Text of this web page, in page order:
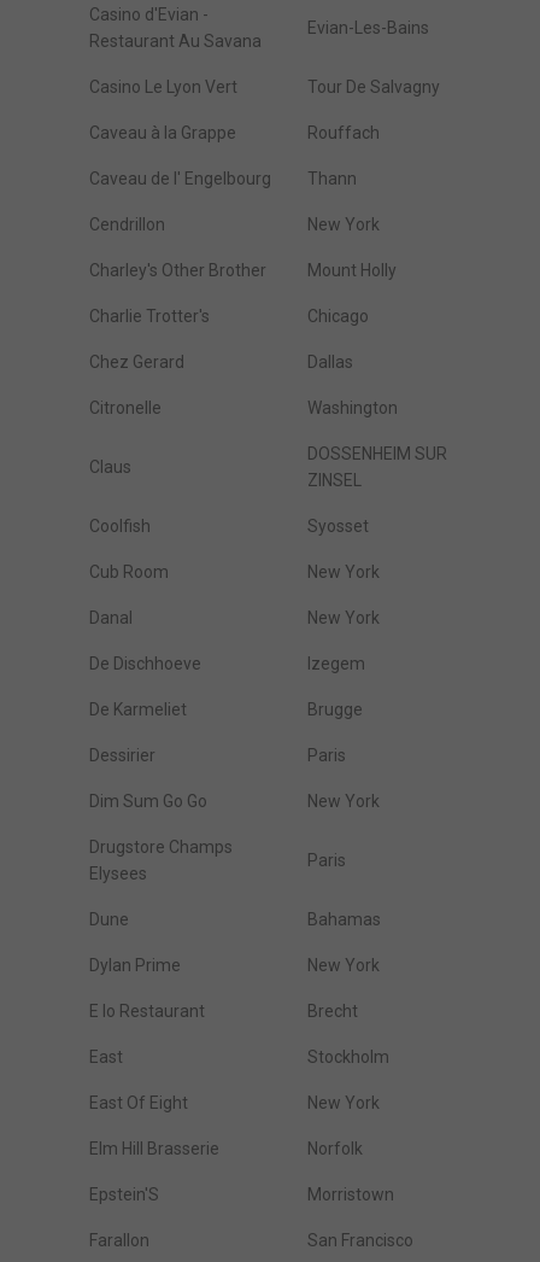
Casino d'Evian -
Restaurant Au Savana
Evian-Les-Bains
Casino Le Lyon Vert Tour De Salvagny
Caveau à la Grappe Rouffach
Caveau de l' Engelbourg Thann
Cendrillon New York
Charley's Other Brother Mount Holly
Charlie Trotter's Chicago
Chez Gerard Dallas
Citronelle Washington
Claus
DOSSENHEIM SUR
ZINSEL
Coolfish Syosset
Cub Room New York
Danal New York
De Dischhoeve Izegem
De Karmeliet Brugge
Dessirier Paris
Dim Sum Go Go New York
Drugstore Champs
Elysees
Paris
Dune Bahamas
Dylan Prime New York
E Io Restaurant Brecht
East Stockholm
East Of Eight New York
Elm Hill Brasserie Norfolk
Epstein'S Morristown
Farallon San Francisco